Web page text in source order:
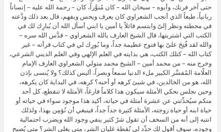
حتى آخر فرنك، وأبوه – سبحان الله – كان مُنوَّراً، كان – رحمة الله عليه – إنساناً
ربانياً، طبعاً الذي أنجب الشعراوي كان يعرف ويحس ويفهم، قال بعد ذلك ودَّعته
في محطته ونظر إلىّ وابتسم قائلاً يا أمين يا ابني أسأل الله أن يُبارِك لك في
الكتب التي اشتريتها، قال الشيخ العارف بالله الشعراوي – قدَّس الله سره –
والله لقد فُتِحَ علىّ بها فتوح عظيمة جداً، وما بُورِك لي في كتاب قرأته – غير
كتاب الله – كتلك الكتب، هي بدايته في العلم الإلهي وفي العلم الديني الشرعي،
وخرج منه – من محمد أمين – الشيخ محمد متولي الشعراوي العارف الإمام
العلّامة المُفسِّر الكبير ملء الدنيا سمعاً وبصراً، أليس كذلك؟ ولا يُنسى بإذن
الله، هو من الخالدين، في شيئ كرهه أو أحبه؟ كرهه، في البداية كان يكرهه،
وحين نجلس نحكي الأمثلة سيكون هذا كلاماً فارغاً، الأمثلة لا تنقطع، كل أحد
منكم سيُحدِّثني عن عشرة أمثلة في حياته، أكيد هذا موجود سواء في حياته أو
حياة ابنه أو حياة زوجته، الأمثلة كثيرة جداً جداً، فينبغي أن نُؤمِن بهذا، ولذلك
انتبه إلى أنه من السخف أن تقول شرٌ كثير ينفي وجود الله ويضرب احتمالية
وجوده، سوف أقول لك حدِّد لي نُقطة غليان الشر، متى يغلي الشر؟ متى يُصبِح